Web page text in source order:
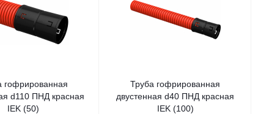
гофрированная
d110 ПНД красная
IEK (50)
Труба гофрированная
двустенная d40 ПНД красная
IEK (100)